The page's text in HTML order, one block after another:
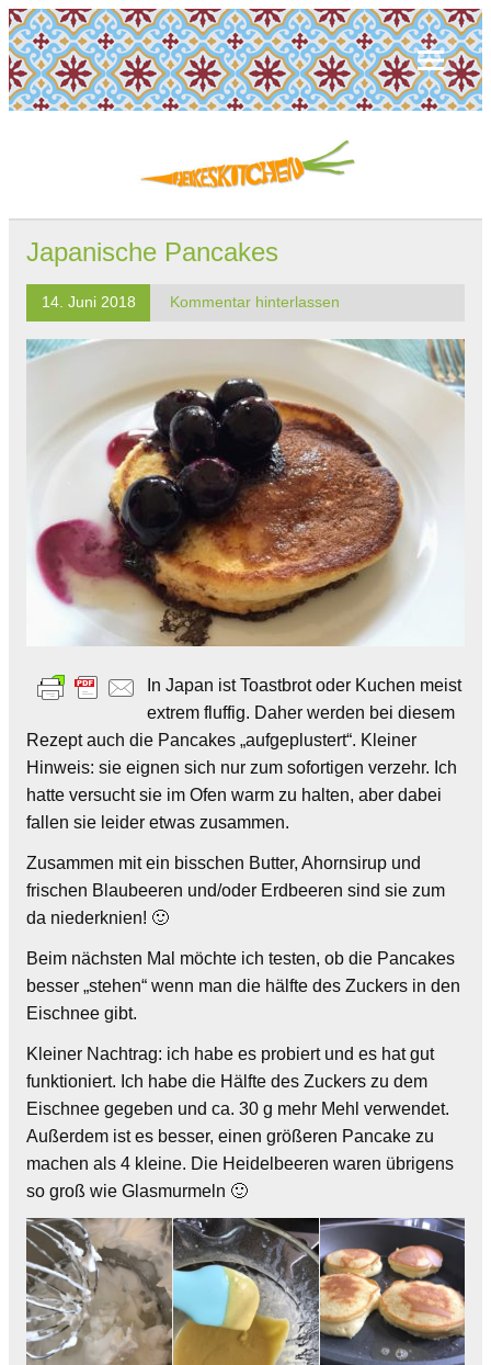
Japanische Pancakes
14. Juni 2018 Kommentar hinterlassen
In Japan ist Toastbrot oder Kuchen meist
extrem fluffig. Daher werden bei diesem
Rezept auch die Pancakes „aufgeplustert“. Kleiner
Hinweis: sie eignen sich nur zum sofortigen verzehr. Ich
hatte versucht sie im Ofen warm zu halten, aber dabei
fallen sie leider etwas zusammen.
Zusammen mit ein bisschen Butter, Ahornsirup und
frischen Blaubeeren und/oder Erdbeeren sind sie zum
da niederknien! 🙂
Beim nächsten Mal möchte ich testen, ob die Pancakes
besser „stehen“ wenn man die hälfte des Zuckers in den
Eischnee gibt.
Kleiner Nachtrag: ich habe es probiert und es hat gut
funktioniert. Ich habe die Hälfte des Zuckers zu dem
Eischnee gegeben und ca. 30 g mehr Mehl verwendet.
Außerdem ist es besser, einen größeren Pancake zu
machen als 4 kleine. Die Heidelbeeren waren übrigens
so groß wie Glasmurmeln 🙂